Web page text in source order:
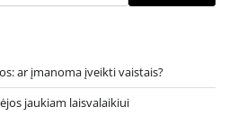
ar įmanoma įveikti vaistais?
jaukiam laisvalaikiui